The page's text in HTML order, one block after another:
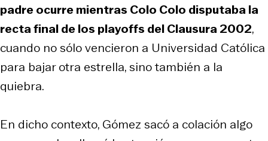
padre ocurre mientras Colo Colo disputaba la
recta final de los playoffs del Clausura 2002,
cuando no sólo vencieron a Universidad Católica
para bajar otra estrella, sino también a la
quiebra.
En dicho contexto, Gómez sacó a colación algo